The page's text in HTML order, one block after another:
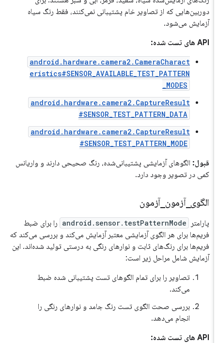
دوربین‌هایی که از تصاویر خام پشتیبانی نمی‌کنند، فقط رنگ سیاه
آزمایش می‌شود.
API های تست شده:
android.hardware.camera2.CameraCharact
eristics#SENSOR_AVAILABLE_TEST_PATTERN
_MODES
android.hardware.camera2.CaptureResult
#SENSOR_TEST_PATTERN_DATA
android.hardware.camera2.CaptureResult
#SENSOR_TEST_PATTERN_MODE
قبول: الگوهای آزمایشی پشتیبانی‌شده، رنگ صحیحی دارند و واریانس
کمی در تصویر وجود دارد.
الگوی_ آزمون_ آزمون
پارامتر android.sensor.testPatternMode را برای ضبط
فریم‌ها برای هر الگوی آزمایشی معتبر آزمایش می‌کند و بررسی می‌کند که
فریم‌ها برای رنگ‌های ثابت و نوارهای رنگی به درستی تولید شده‌اند. این
آزمایش شامل مراحل زیر است:
تصاویر را برای تمام الگوهای تست پشتیبانی شده ضبط
می‌کند.
بررسی صحت الگوی تست رنگ جامد و نوارهای رنگی را
انجام می‌دهد.
API های تست شده: